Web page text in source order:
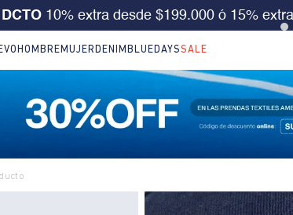
Solo este FDS 30%OFF en LO NUEVO.
HOMBRE MUJER DENIM BLUEDAYSSALE